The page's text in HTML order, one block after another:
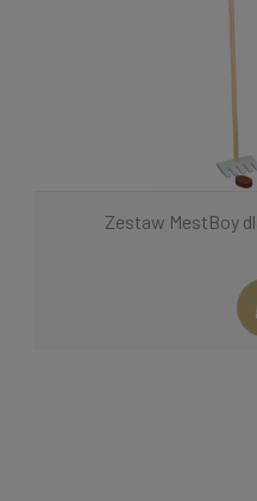
Zestaw MestBoy